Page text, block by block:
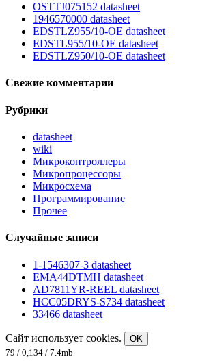
OSTTJ075152 datasheet
1946570000 datasheet
EDSTLZ955/10-OE datasheet
EDSTL955/10-OE datasheet
EDSTLZ950/10-OE datasheet
Свежие комментарии
Рубрики
datasheet
wiki
Микроконтроллеры
Микропроцессоры
Микросхема
Программирование
Прочее
Случайные записи
1-1546307-3 datasheet
EMA44DTMH datasheet
AD7811YR-REEL datasheet
HCC05DRYS-S734 datasheet
33466 datasheet
Сайт использует cookies.
OK
79 / 0,134 / 7.4mb